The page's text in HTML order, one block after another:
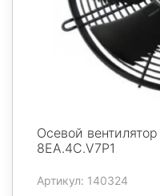
Осевой
8EA.4C.V7P1
Артикул: 140324